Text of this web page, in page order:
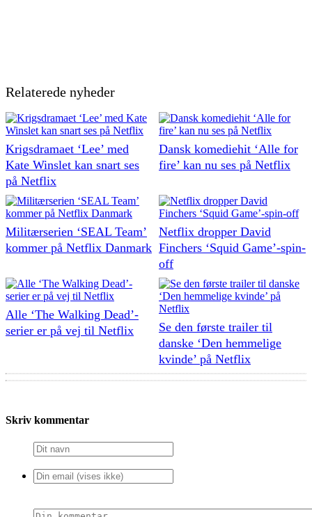
Relaterede nyheder
Krigsdramaet ‘Lee’ med
Kate Winslet kan snart ses
på Netflix
Dansk komediehit ‘Alle for
fire’ kan nu ses på Netflix
Militærserien ‘SEAL Team’
kommer på Netflix Danmark
Netflix dropper David
Finchers ‘Squid Game’-spin-
off
Alle ‘The Walking Dead’-
serier er på vej til Netflix
Se den første trailer til
danske ‘Den hemmelige
kvinde’ på Netflix
Skriv kommentar